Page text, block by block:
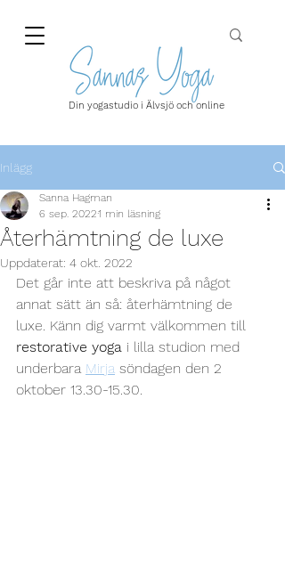
Din yogastudio i Älvsjö och online
Inlägg
Återhämtning de luxe
Sanna Hagman
6 sep. 20221 min läsning
Uppdaterat: 4 okt. 2022
Det går inte att beskriva på något
annat sätt än så: återhämtning de
luxe. Känn dig varmt välkommen till
restorative yoga i lilla studion med
underbara Mirja söndagen den 2
oktober 13.30-15.30.